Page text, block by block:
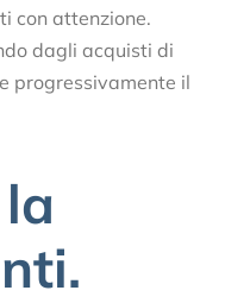
con attenzione.
dagli acquisti di
progressivamente il